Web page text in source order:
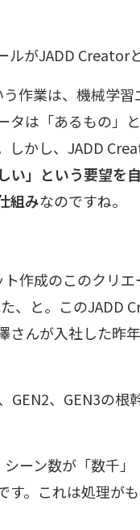
ルがJADD Creator
作業は、機械学
タは「あるもの」
しかし、JADD
い」という要望を
組みなのですね。
作成のこのクリ
、と。このJADD
さんが入社した昨
GEN2、GEN3の
シーン数が「数千
す。これは処理が